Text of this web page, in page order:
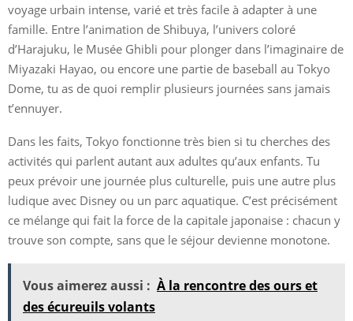
voyage urbain intense, varié et très facile à adapter à une
famille. Entre l’animation de Shibuya, l’univers coloré
d’Harajuku, le Musée Ghibli pour plonger dans l’imaginaire de
Miyazaki Hayao, ou encore une partie de baseball au Tokyo
Dome, tu as de quoi remplir plusieurs journées sans jamais
t’ennuyer.
Dans les faits, Tokyo fonctionne très bien si tu cherches des
activités qui parlent autant aux adultes qu’aux enfants. Tu
peux prévoir une journée plus culturelle, puis une autre plus
ludique avec Disney ou un parc aquatique. C’est précisément
ce mélange qui fait la force de la capitale japonaise : chacun y
trouve son compte, sans que le séjour devienne monotone.
Vous aimerez aussi : À la rencontre des ours et
des écureuils volants